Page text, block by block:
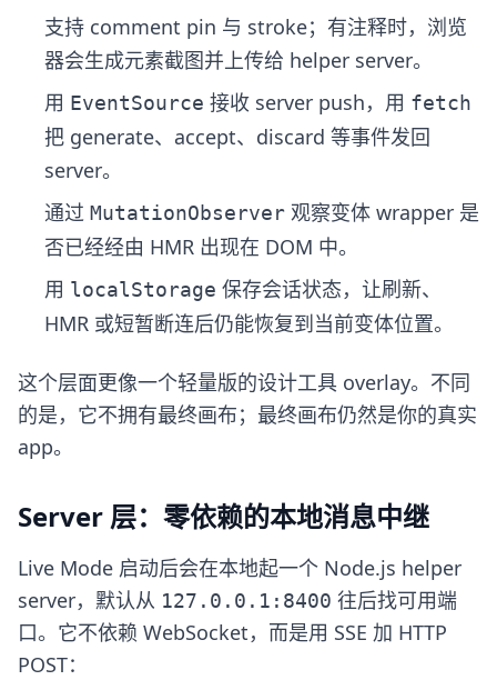
支持 comment pin 与 stroke；有注释时，浏览
器会生成元素截图并上传给 helper server。
用 EventSource 接收 server push，用 fetch
把 generate、accept、discard 等事件发回
server。
通过 MutationObserver 观察变体 wrapper 是
否已经经由 HMR 出现在 DOM 中。
用 localStorage 保存会话状态，让刷新、
HMR 或短暂断连后仍能恢复到当前变体位置。
这个层面更像一个轻量版的设计工具 overlay。不同
的是，它不拥有最终画布；最终画布仍然是你的真实
app。
Server 层：零依赖的本地消息中继
Live Mode 启动后会在本地起一个 Node.js helper
server，默认从 127.0.0.1:8400 往后找可用端
口。它不依赖 WebSocket，而是用 SSE 加 HTTP
POST：